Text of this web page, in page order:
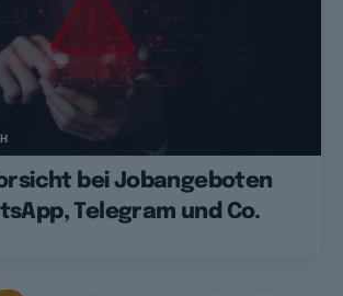
bei Jobangeboten
Telegram und Co.